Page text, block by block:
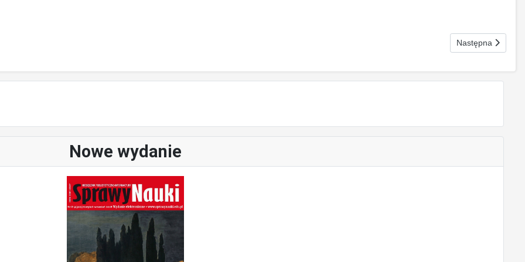
Nowe wydanie
Następna strona:
Następna